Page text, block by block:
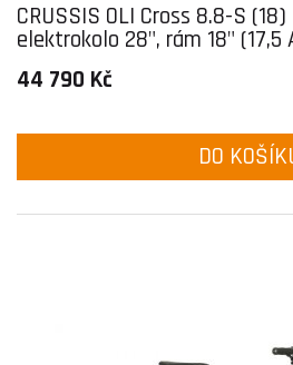
CRUSSIS OLI Cross 8.8-S (18)
elektrokolo 28", rám 18" (17,5
44 790 Kč
DO